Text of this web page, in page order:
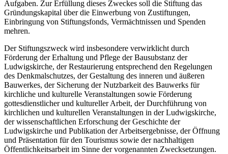
Aufgaben. Zur Erfüllung dieses Zweckes soll die Stiftung das
Gründungskapital über die Einwerbung von Zustiftungen,
Einbringung von Stiftungsfonds, Vermächtnissen und Spenden
mehren.
Der Stiftungszweck wird insbesondere verwirklicht durch
Förderung der Erhaltung und Pflege der Bausubstanz der
Ludwigskirche, der Restaurierung entsprechend den Regelungen
des Denkmalschutzes, der Gestaltung des inneren und äußeren
Bauwerkes, der Sicherung der Nutzbarkeit des Bauwerks für
kirchliche und kulturelle Veranstaltungen sowie Förderung
gottesdienstlicher und kultureller Arbeit, der Durchführung von
kirchlichen und kulturellen Veranstaltungen in der Ludwigskirche,
der wissenschaftlichen Erforschung der Geschichte der
Ludwigskirche und Publikation der Arbeitsergebnisse, der Öffnung
und Präsentation für den Tourismus sowie der nachhaltigen
Öffentlichkeitsarbeit im Sinne der vorgenannten Zwecksetzungen.